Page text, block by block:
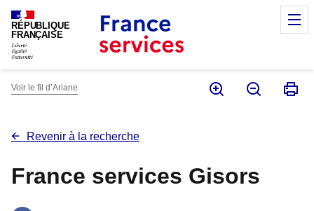
RÉPUBLIQUE
FRANÇAISE
Voir le fil d’Ariane
Revenir à la recherche
France services Gisors